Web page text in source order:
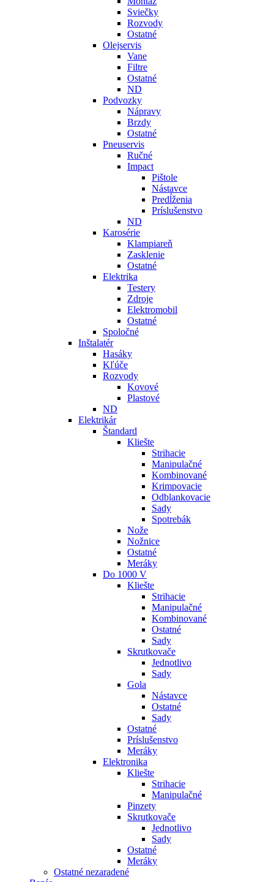
Sviečky
Rozvody
Ostatné
Olejservis
Vane
Filtre
Ostatné
ND
Podvozky
Nápravy
Brzdy
Ostatné
Pneuservis
Ručné
Impact
Pištole
Nástavce
Predĺženia
Príslušenstvo
ND
Karosérie
Klampiareň
Zasklenie
Ostatné
Elektrika
Testery
Zdroje
Elektromobil
Ostatné
Spoločné
Inštalatér
Hasáky
Kľúče
Rozvody
Kovové
Plastové
ND
Elektrikár
Štandard
Kliešte
Strihacie
Manipulačné
Kombinované
Krimpovacie
Odblankovacie
Sady
Spotrebák
Nože
Nožnice
Ostatné
Meráky
Do 1000 V
Kliešte
Strihacie
Manipulačné
Kombinované
Ostatné
Sady
Skrutkovače
Jednotlivo
Sady
Gola
Nástavce
Ostatné
Sady
Ostatné
Príslušenstvo
Meráky
Elektronika
Kliešte
Strihacie
Manipulačné
Pinzety
Skrutkovače
Jednotlivo
Sady
Ostatné
Meráky
Ostatné nezaradené